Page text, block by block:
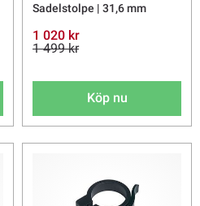
Sadelstolpe | 31,6 mm
1 020 kr
1 499 kr
Köp nu